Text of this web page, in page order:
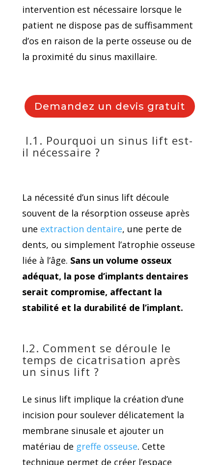
intervention est nécessaire lorsque le
patient ne dispose pas de suffisamment
d’os en raison de la perte osseuse ou de
la proximité du sinus maxillaire.
Demandez un devis gratuit
I.1. Pourquoi un sinus lift est-
il nécessaire ?
La nécessité d’un sinus lift découle
souvent de la résorption osseuse après
une extraction dentaire, une perte de
dents, ou simplement l’atrophie osseuse
liée à l’âge. Sans un volume osseux
adéquat, la pose d’implants dentaires
serait compromise, affectant la
stabilité et la durabilité de l’implant.
I.2. Comment se déroule le
temps de cicatrisation après
un sinus lift ?
Le sinus lift implique la création d’une
incision pour soulever délicatement la
membrane sinusale et ajouter un
matériau de greffe osseuse. Cette
technique permet de créer l’espace